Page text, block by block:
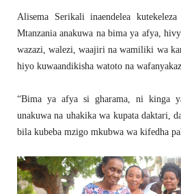
Alisema Serikali inaendelea
Mtanzania anakuwa na bima ya afya,
wazazi, walezi, waajiri na wamiliki wa
hiyo kuwaandikisha watoto na
“Bima ya afya si gharama, ni kinga
unakuwa na uhakika wa kupata daktari,
bila kubeba mzigo mkubwa wa kifedha